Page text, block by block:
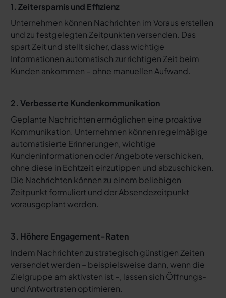
1. Zeitersparnis und Effizienz
Unternehmen können Nachrichten im Voraus erstellen
und zu festgelegten Zeitpunkten versenden. Das
spart Zeit und stellt sicher, dass wichtige
Informationen automatisch zur richtigen Zeit beim
Kunden ankommen – ohne manuellen Aufwand.
2. Verbesserte Kundenkommunikation
Geplante Nachrichten ermöglichen eine proaktive
Kommunikation. Unternehmen können regelmäßige
automatisierte Erinnerungen, wichtige
Kundeninformationen oder Angebote verschicken,
ohne diese in Echtzeit einzutippen und abzuschicken.
Die Nachrichten können zu einem beliebigen
Zeitpunkt formuliert und der Absendezeitpunkt
vorausgeplant werden.
3. Höhere Engagement-Raten
Indem Nachrichten zu strategisch günstigen Zeiten
versendet werden – beispielsweise dann, wenn die
Zielgruppe am aktivsten ist –, lassen sich Öffnungs-
und Antwortraten optimieren.